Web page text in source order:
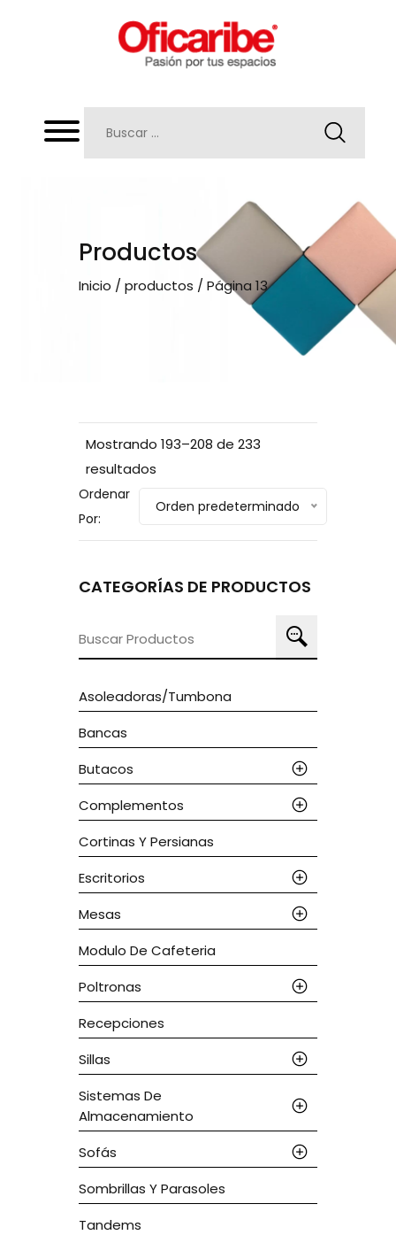
Productos
Inicio /productos / Página 13
Mostrando 193–208 de 233
resultados
Ordenar
Por:
Orden predeterminado
CATEGORÍAS DE PRODUCTOS
Buscar
por:
Asoleadoras/tumbona
Bancas
Butacos
Complementos
Cortinas Y Persianas
Escritorios
Mesas
Modulo De Cafeteria
Poltronas
Recepciones
Sillas
Sistemas De
Almacenamiento
Sofás
Sombrillas Y Parasoles
Tandems